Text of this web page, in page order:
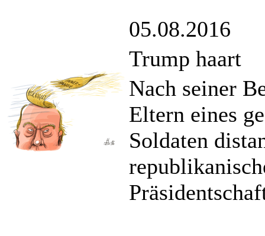
05.08.2016
Trump haart
Nach seiner
Eltern eines
Soldaten